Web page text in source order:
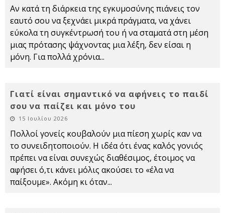
Αν κατά τη διάρκεια της εγκυμοσύνης πιάνεις τον
εαυτό σου να ξεχνάει μικρά πράγματα, να χάνει
εύκολα τη συγκέντρωσή του ή να σταματά στη μέση
μιας πρότασης ψάχνοντας μια λέξη, δεν είσαι η
μόνη. Για πολλά χρόνια...
Γιατί είναι σημαντικό να αφήνεις το παιδί
σου να παίζει και μόνο του
15 Ιουλίου 2026
Πολλοί γονείς κουβαλούν μια πίεση χωρίς καν να
το συνειδητοποιούν. Η ιδέα ότι ένας καλός γονιός
πρέπει να είναι συνεχώς διαθέσιμος, έτοιμος να
αφήσει ό,τι κάνει μόλις ακούσει το «έλα να
παίξουμε». Ακόμη κι όταν...